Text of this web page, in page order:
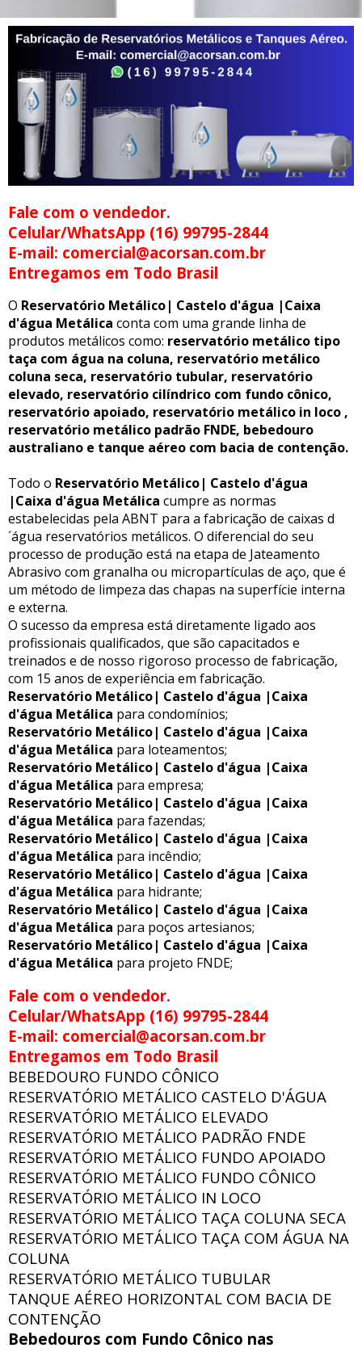
Fale com o vendedor.
Celular/WhatsApp (16) 99795-2844
E-mail: comercial@acorsan.com.br
Entregamos em Todo Brasil
O Reservatório Metálico| Castelo d'água |Caixa
d'água Metálica conta com uma grande linha de
produtos metálicos como: reservatório metálico tipo
taça com água na coluna, reservatório metálico
coluna seca, reservatório tubular, reservatório
elevado, reservatório cilíndrico com fundo cônico,
reservatório apoiado, reservatório metálico in loco ,
reservatório metálico padrão FNDE, bebedouro
australiano e tanque aéreo com bacia de contenção.
Todo o Reservatório Metálico| Castelo d'água
|Caixa d'água Metálica cumpre as normas
estabelecidas pela ABNT para a fabricação de caixas d
´água reservatórios metálicos. O diferencial do seu
processo de produção está na etapa de Jateamento
Abrasivo com granalha ou micropartículas de aço, que é
um método de limpeza das chapas na superfície interna
e externa.
O sucesso da empresa está diretamente ligado aos
profissionais qualificados, que são capacitados e
treinados e de nosso rigoroso processo de fabricação,
com 15 anos de experiência em fabricação.
Reservatório Metálico| Castelo d'água |Caixa
d'água Metálica para condomínios;
Reservatório Metálico| Castelo d'água |Caixa
d'água Metálica para loteamentos;
Reservatório Metálico| Castelo d'água |Caixa
d'água Metálica para empresa;
Reservatório Metálico| Castelo d'água |Caixa
d'água Metálica para fazendas;
Reservatório Metálico| Castelo d'água |Caixa
d'água Metálica para incêndio;
Reservatório Metálico| Castelo d'água |Caixa
d'água Metálica para hidrante;
Reservatório Metálico| Castelo d'água |Caixa
d'água Metálica para poços artesianos;
Reservatório Metálico| Castelo d'água |Caixa
d'água Metálica para projeto FNDE;
Fale com o vendedor.
Celular/WhatsApp (16) 99795-2844
E-mail: comercial@acorsan.com.br
Entregamos em Todo Brasil
BEBEDOURO FUNDO CÔNICO
RESERVATÓRIO METÁLICO CASTELO D'ÁGUA
RESERVATÓRIO METÁLICO ELEVADO
RESERVATÓRIO METÁLICO PADRÃO FNDE
RESERVATÓRIO METÁLICO FUNDO APOIADO
RESERVATÓRIO METÁLICO FUNDO CÔNICO
RESERVATÓRIO METÁLICO IN LOCO
RESERVATÓRIO METÁLICO TAÇA COLUNA SECA
RESERVATÓRIO METÁLICO TAÇA COM ÁGUA NA
COLUNA
RESERVATÓRIO METÁLICO TUBULAR
TANQUE AÉREO HORIZONTAL COM BACIA DE
CONTENÇÃO
Bebedouros com Fundo Cônico nas